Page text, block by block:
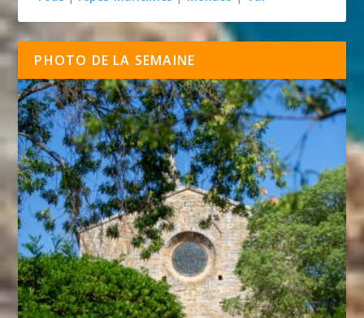
PHOTO DE LA SEMAINE